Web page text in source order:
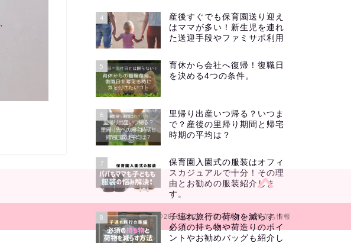
4
産後すぐでも保育園送り迎え
はママが多い！新生児を連れ
た送迎手段やファミサポ利用
5
育休から会社へ復帰！復職日
を決める4つの条件。
6
里帰り出産いつ帰る？いつま
で？産後の里帰り期間と帰宅
時期の平均は？
7
保育園入園式の服装はオフィ
スカジュアルで十分！その理
由とお勧めの服装紹介しま
す。
8
子連れ旅行の荷物を減らす！
必須の持ち物や荷造りのポイ
ントやお勧めバッグも紹介し
2018–2026 子育てママのお役立ち情報